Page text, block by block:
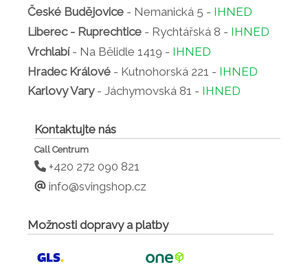
České Budějovice - Nemanická 5 - IHNED
Liberec - Ruprechtice - Rychtářská 8 - IHNED
Vrchlabí- Na Bělidle 1419 - IHNED
Hradec Králové - Kutnohorská 221 - IHNED
Karlovy Vary- Jáchymovská 81 - IHNED
Kontaktujte nás
Call Centrum
+420 272 090 821
info@svingshop.cz
Možnosti dopravy a platby